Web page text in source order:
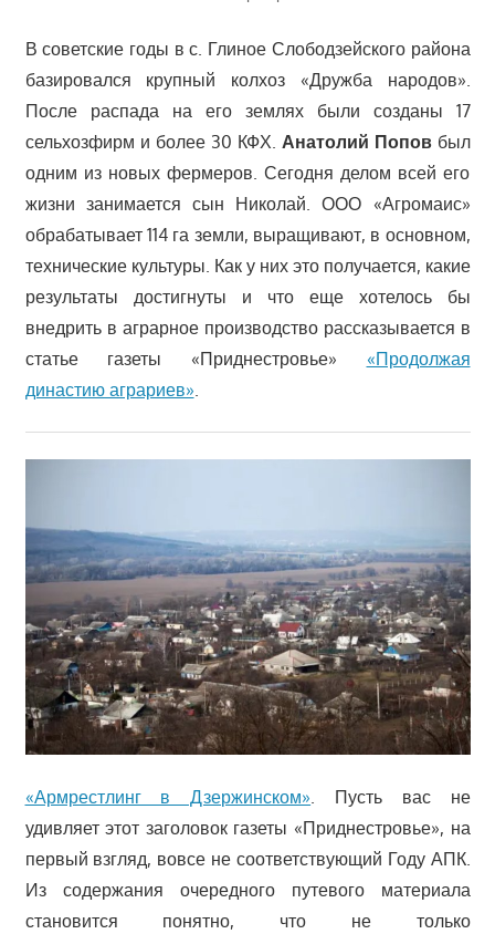
В советские годы в с. Глиное Слободзейского района
базировался крупный колхоз «Дружба народов».
После распада на его землях были созданы 17
сельхозфирм и более 30 КФХ. Анатолий Поповбыл
одним из новых фермеров. Сегодня делом всей его
жизни занимается сын Николай. ООО «Агромаис»
обрабатывает 114 га земли, выращивают, в основном,
технические культуры. Как у них это получается, какие
результаты достигнуты и что еще хотелось бы
внедрить в аграрное производство рассказывается в
статье газеты «Приднестровье» «Продолжая
династию аграриев».
«Армрестлинг в Дзержинском». Пусть вас не
удивляет этот заголовок газеты «Приднестровье», на
первый взгляд, вовсе не соответствующий Году АПК.
Из содержания очередного путевого материала
становится понятно, что не только